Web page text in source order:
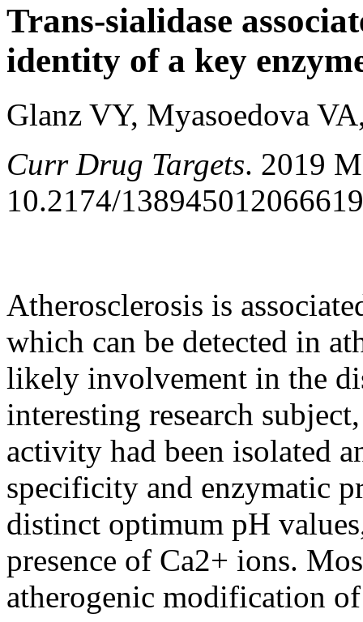
Trans-sialidase
identity of a key
Glanz VY, Myasoedova
Curr Drug Targets. 2019
10.2174/
Atherosclerosis is
which can be detected in
likely involvement in the
interesting research
activity had been isolated
specificity and enzymatic
distinct optimum pH
presence of Ca2+ ions.
atherogenic modification